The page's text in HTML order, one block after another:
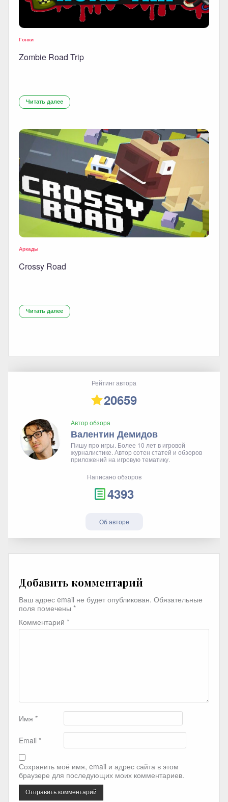
Гонки
Zombie Road Trip
Читать далее
Аркады
Crossy Road
Читать далее
Рейтинг автора
20659
Автор обзора
Валентин Демидов
Пишу про игры. Более 10 лет в игровой
журналистике. Автор сотен статей и обзоров
приложений на игровую тематику.
Написано обзоров
4393
Об авторе
Добавить комментарий
Ваш адрес email не будет опубликован. Обязательные
поля помечены *
Комментарий *
Имя *
Email *
Сохранить моё имя, email и адрес сайта в этом
браузере для последующих моих комментариев.